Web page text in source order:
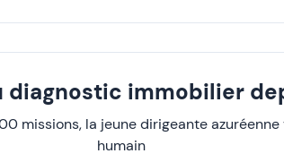
diagnostic immobilier
missions, la jeune dirigeante
humain